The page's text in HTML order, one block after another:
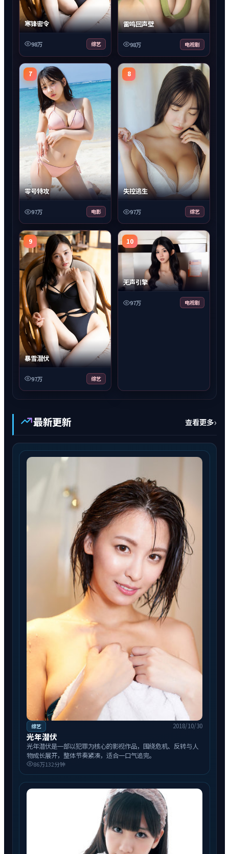
寒锋密令
98万 综艺
雷鸣回声壁
98万 电视剧
7
零号特攻
97万 电影
8
失控逃生
97万 综艺
9
暴雪潜伏
97万 综艺
10
无声引擎
97万 电视剧
最新更新 查看更多›
综艺 2018/10/30
光年潜伏
光年潜伏是一部以犯罪为核心的影视作品，围绕危机、反转与人
物成长展开，整体节奏紧凑，适合一口气追完。
86万132分钟